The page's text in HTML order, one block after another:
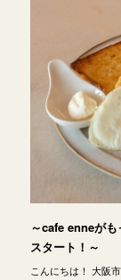
～cafe enneが
スタート！～
こんにちは！ 大阪